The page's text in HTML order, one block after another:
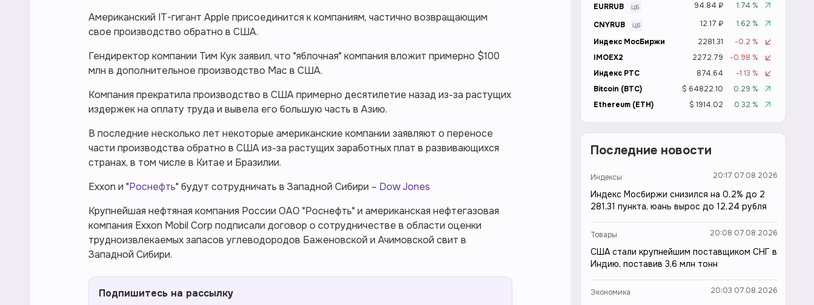
Американский IT-гигант Apple присоединится к компаниям, частично возвращающим
свое производство обратно в США.
Гендиректор компании Тим Кук заявил, что "яблочная" компания вложит примерно $100
млн в дополнительное производство Mac в США.
Компания прекратила производство в США примерно десятилетие назад из-за растущих
издержек на оплату труда и вывела его большую часть в Азию.
В последние несколько лет некоторые американские компании заявляют о переносе
части производства обратно в США из-за растущих заработных плат в развивающихся
странах, в том числе в Китае и Бразилии.
Exxon и "Роснефть" будут сотрудничать в Западной Сибири – Dow Jones
Крупнейшая нефтяная компания России ОАО "Роснефть" и американская нефтегазовая
компания Exxon Mobil Corp подписали договор о сотрудничестве в области оценки
трудноизвлекаемых запасов углеводородов Баженовской и Ачимовской свит в
Западной Сибири.
Подпишитесь на рассылку
EURRUB
94.84 ₽
1.74 %
CNYRUB
12.17 ₽
1.62 %
Индекс МосБиржи
2281.31
-0.2 %
IMOEX2
2272.79
-0.98 %
Индекс РТС
874.64
-1.13 %
Bitcoin (BTC)
$ 64822.10
0.29 %
Ethereum (ETH)
$ 1914.02 0.32 %
Последние новости
Индексы 20:17 07.08.2026
Индекс Мосбиржи снизился на 0,2% до 2
281,31 пункта, юань вырос до 12,24 рубля
Товары 20:08 07.08.2026
США стали крупнейшим поставщиком СНГ в
Индию, поставив 3,6 млн тонн
Экономика 20:03 07.08.2026